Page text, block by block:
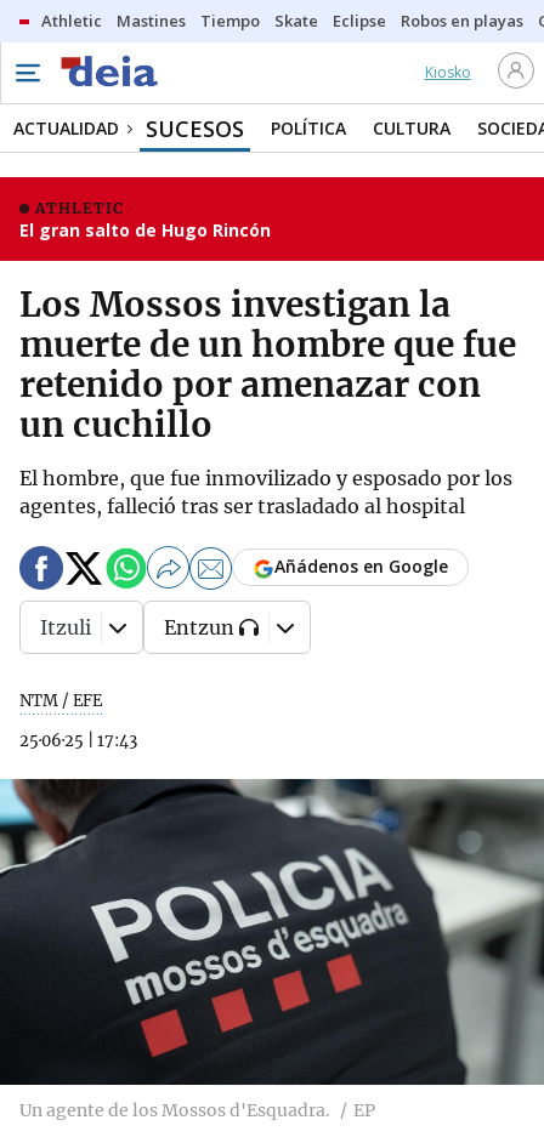
Athletic Mastines Tiempo Skate Eclipse Robos en playas
Kiosko
ACTUALIDAD SUCESOS POLÍTICA CULTURA
ATHLETIC
El gran salto de Hugo Rincón
Los Mossos investigan la
muerte de un hombre que fue
retenido por amenazar con
un cuchillo
El hombre, que fue inmovilizado y esposado por los
agentes, falleció tras ser trasladado al hospital
NTM / EFE
25·06·25
17:43
Añádenos en Google
Itzuli Entzun
Un agente de los Mossos d'Esquadra. EP